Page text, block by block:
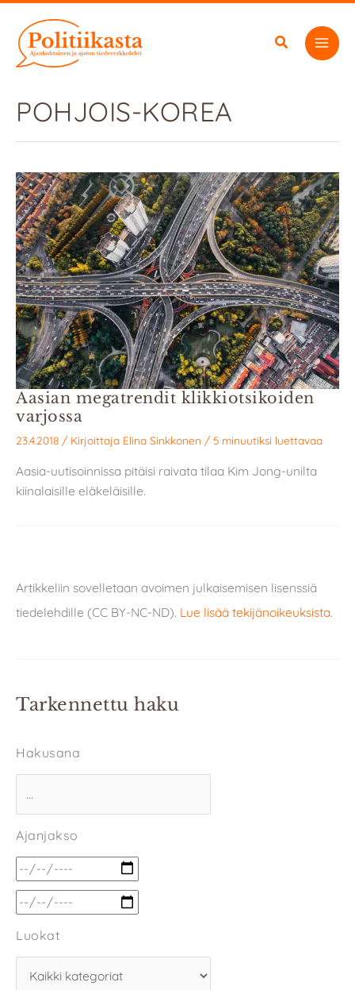
sisältöön
POHJOIS-KOREA
Aasian megatrendit klikkiotsikoiden
varjossa
23.4.2018 / Kirjoittaja Elina Sinkkonen / 5 minuutiksi luettavaa
Aasia-uutisoinnissa pitäisi raivata tilaa Kim Jong-unilta
kiinalaisille eläkeläisille.
Artikkeliin sovelletaan avoimen julkaisemisen lisenssiä
tiedelehdille (CC BY-NC-ND). Lue lisää tekijänoikeuksista.
Tarkennettu haku
Hakusana
Ajanjakso
Luokat